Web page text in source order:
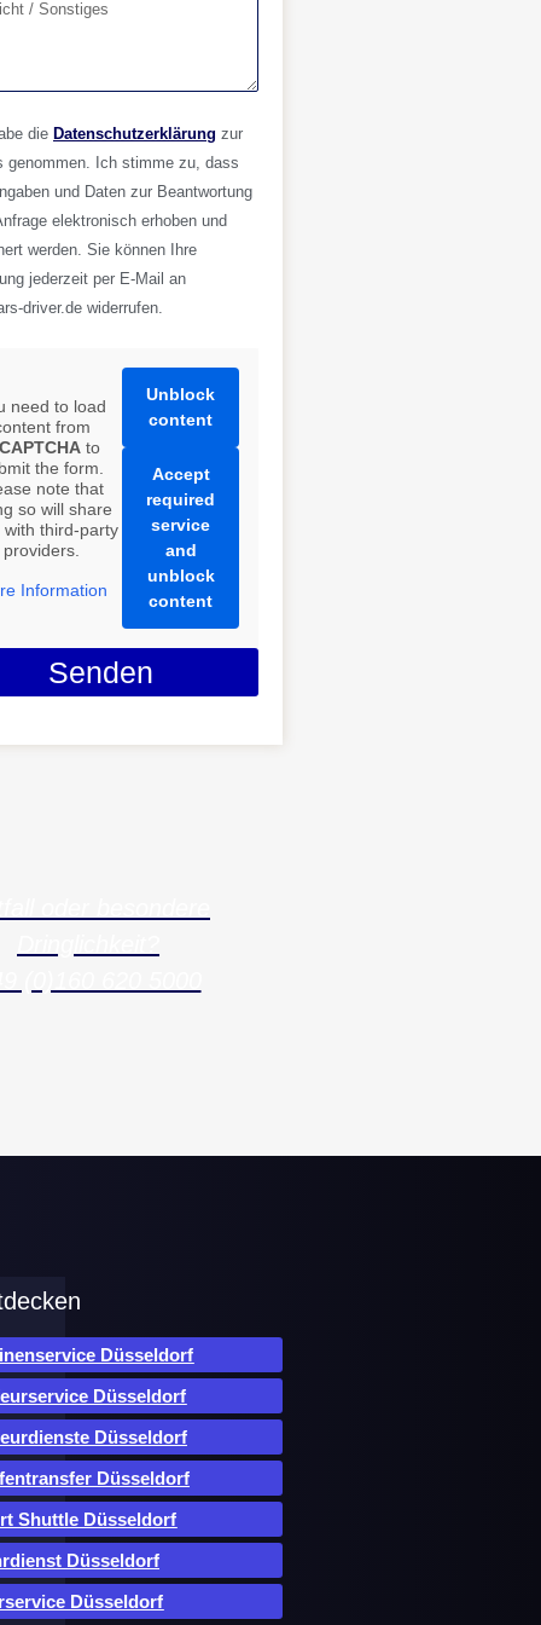
die Datenschutzerklärung zur
genommen. Ich stimme zu, dass
und Daten zur Beantwortung
elektronisch erhoben und
werden. Sie können Ihre
jederzeit per E-Mail an
driver.de widerrufen.
need to load
from
to
the form.
note that
so will share
with third-party
providers.
Information
Unblock
content
Accept
required
service
and
unblock
content
Senden
Düsseldorf
Düsseldorf
Düsseldorf
Düsseldorf
Shuttle Düsseldorf
Düsseldorf
Düsseldorf